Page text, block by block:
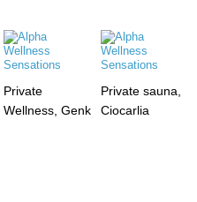
Private
Wellness, Genk
Private sauna,
Ciocarlia